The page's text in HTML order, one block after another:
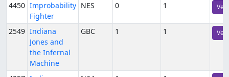
4450 Improbability
Fighter
NES 0 1
2549 Indiana
Jones and
the Infernal
Machine
GBC 1 1